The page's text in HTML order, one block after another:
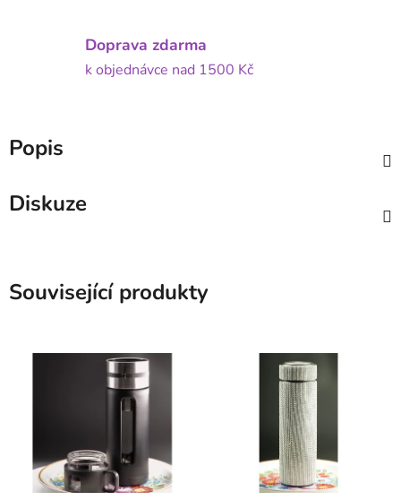
Doprava zdarma
k objednávce nad 1500 Kč
Popis
Diskuze
Související produkty